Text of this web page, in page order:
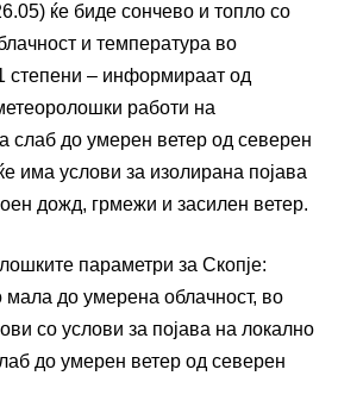
ќе биде сончево и топло со
и температура во
степени – информираат од
работи на
слаб до умерен ветер од северен
има услови за изолирана појава
дожд, грмежи и засилен ветер.
параметри за Скопје:
до умерена облачност, во
со услови за појава на локално
до умерен ветер од северен